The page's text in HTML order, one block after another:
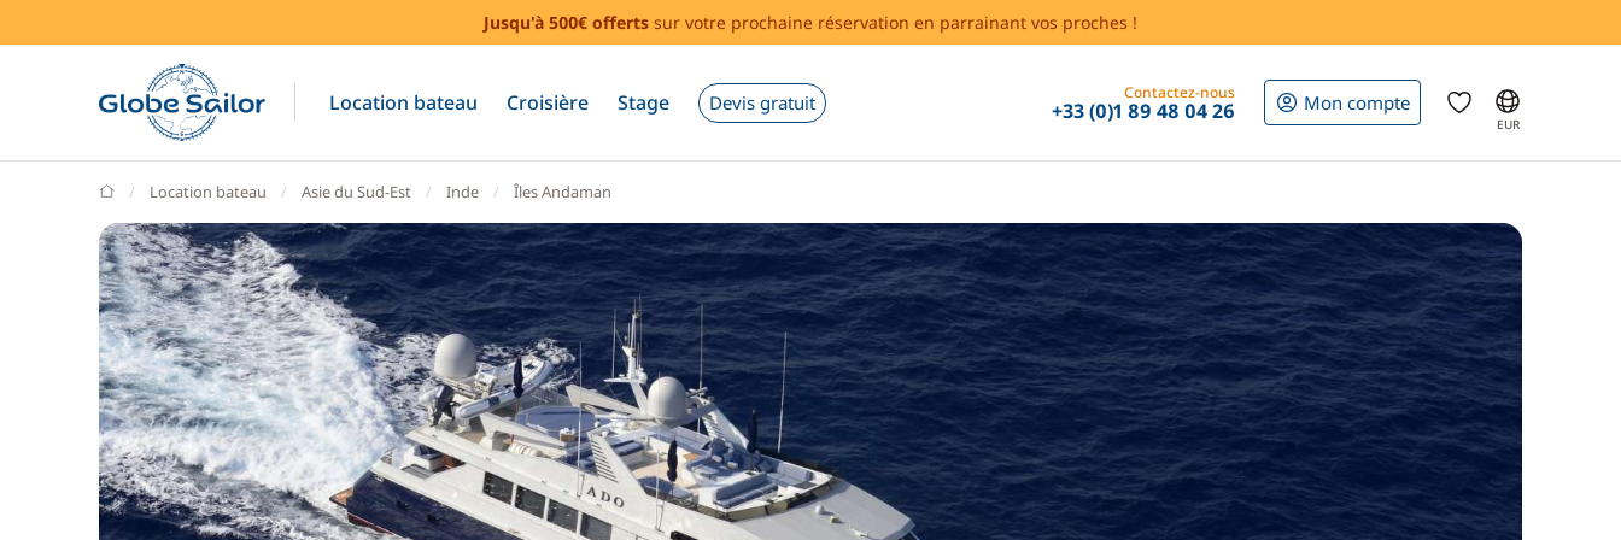
Jusqu'à 500€ offerts sur votre prochaine réservation en parrainant vos proches !
Location bateau Croisière Stage Devis gratuit Contactez-nous
+33 (0)1 89 48 04 26 Mon compte
EUR
GlobeSailor
Location bateau Asie du Sud-Est Inde Îles Andaman